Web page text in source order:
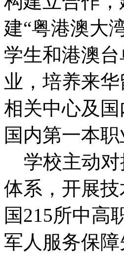
建“粤港澳大
学生和港澳
业，培养来
相关中心及
国内第一本
学校主动
体系，开展
国215所中高
军人服务保